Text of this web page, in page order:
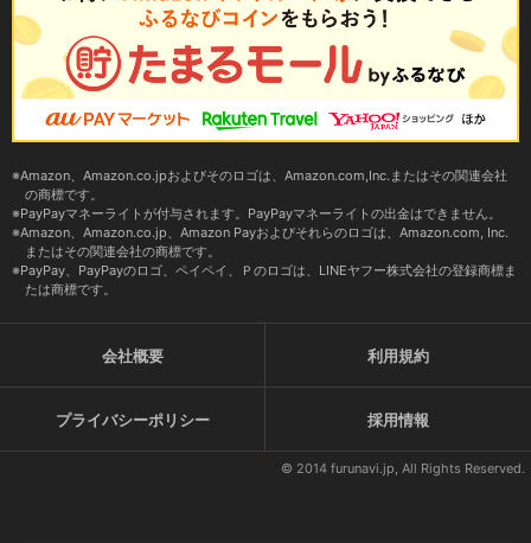
Amazon、Amazon.co.jpおよびそのロゴは、Amazon.com,Inc.またはその関連会社
の商標です。
PayPayマネーライトが付与されます。PayPayマネーライトの出金はできません。
Amazon、Amazon.co.jp、Amazon Payおよびそれらのロゴは、Amazon.com, Inc.
またはその関連会社の商標です。
PayPay、PayPayのロゴ、ペイペイ、Ｐのロゴは、LINEヤフー株式会社の登録商標ま
たは商標です。
会社概要 利用規約
プライバシーポリシー 採用情報
© 2014 furunavi.jp, All Rights Reserved.